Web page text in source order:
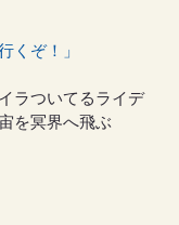
くぞ！」
ラついてるライデ
を冥界へ飛ぶ